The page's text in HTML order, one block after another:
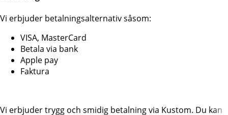
Vi erbjuder betalningsalternativ såsom:
VISA, MasterCard
Betala via bank
Apple pay
Faktura
Vi erbjuder trygg och smidig betalning via Kustom. Du kan